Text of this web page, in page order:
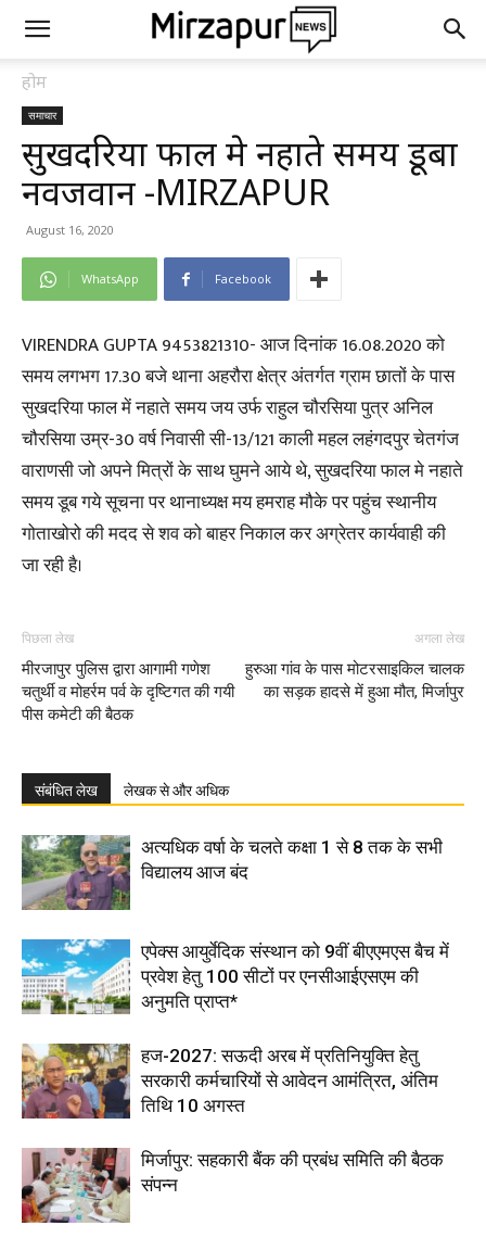
होम
समाचार
सुखदरिया फाल मे नहाते समय डूबा
नवजवान -MIRZAPUR
August 16, 2020
WhatsApp Facebook
VIRENDRA GUPTA 9453821310- आज दिनांक 16.08.2020 को
समय लगभग 17.30 बजे थाना अहरौरा क्षेत्र अंतर्गत ग्राम छातों के पास
सुखदरिया फाल में नहाते समय जय उर्फ राहुल चौरसिया पुत्र अनिल
चौरसिया उम्र-30 वर्ष निवासी सी-13/121 काली महल लहंगदपुर चेतगंज
वाराणसी जो अपने मित्रों के साथ घुमने आये थे, सुखदरिया फाल मे नहाते
समय डूब गये सूचना पर थानाध्यक्ष मय हमराह मौके पर पहुंच स्थानीय
गोताखोरो की मदद से शव को बाहर निकाल कर अग्रेतर कार्यवाही की
जा रही है।
पिछला लेख
मीरजापुर पुलिस द्वारा आगामी गणेश
चतुर्थी व मोहर्रम पर्व के दृष्टिगत की गयी
पीस कमेटी की बैठक
अगला लेख
हुरुआ गांव के पास मोटरसाइकिल चालक
का सड़क हादसे में हुआ मौत, मिर्जापुर
संबंधित लेख लेखक से और अधिक
अत्यधिक वर्षा के चलते कक्षा 1 से 8 तक के सभी
विद्यालय आज बंद
एपेक्स आयुर्वेदिक संस्थान को 9वीं बीएएमएस बैच में
प्रवेश हेतु 100 सीटों पर एनसीआईएसएम की
अनुमति प्राप्त*
हज-2027: सऊदी अरब में प्रतिनियुक्ति हेतु
सरकारी कर्मचारियों से आवेदन आमंत्रित, अंतिम
तिथि 10 अगस्त
मिर्जापुर: सहकारी बैंक की प्रबंध समिति की बैठक
संपन्न